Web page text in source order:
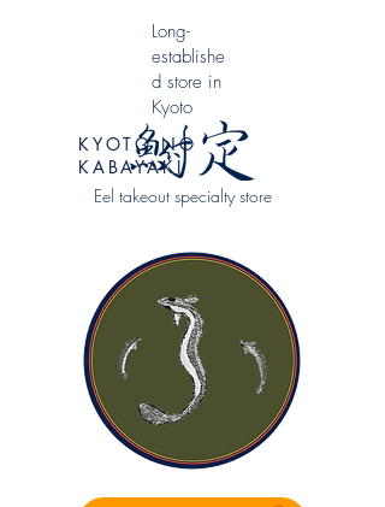
​Long-
establishe
d store in
Kyoto
Eel takeout specialty store
KYOTO NO
KABAYAKI